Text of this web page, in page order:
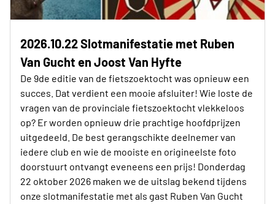
2026.10.22 Slotmanifestatie met Ruben
Van Gucht en Joost Van Hyfte
De 9de editie van de fietszoektocht was opnieuw een
succes. Dat verdient een mooie afsluiter! Wie loste de
vragen van de provinciale fietszoektocht vlekkeloos
op? Er worden opnieuw drie prachtige hoofdprijzen
uitgedeeld. De best gerangschikte deelnemer van
iedere club en wie de mooiste en origineelste foto
doorstuurt ontvangt eveneens een prijs! Donderdag
22 oktober 2026 maken we de uitslag bekend tijdens
onze slotmanifestatie met als gast Ruben Van Gucht